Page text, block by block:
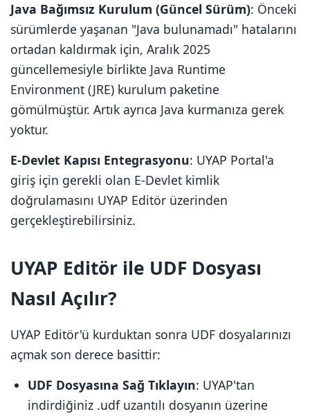
Java Bağımsız Kurulum (Güncel Sürüm): Önceki
sürümlerde yaşanan "Java bulunamadı" hatalarını
ortadan kaldırmak için, Aralık 2025
güncellemesiyle birlikte Java Runtime
Environment (JRE) kurulum paketine
gömülmüştür. Artık ayrıca Java kurmanıza gerek
yoktur.
E-Devlet Kapısı Entegrasyonu: UYAP Portal'a
giriş için gerekli olan E-Devlet kimlik
doğrulamasını UYAP Editör üzerinden
gerçekleştirebilirsiniz.
UYAP Editör ile UDF Dosyası
Nasıl Açılır?
UYAP Editör'ü kurduktan sonra UDF dosyalarınızı
açmak son derece basittir:
UDF Dosyasına Sağ Tıklayın: UYAP'tan
indirdiğiniz .udf uzantılı dosyanın üzerine